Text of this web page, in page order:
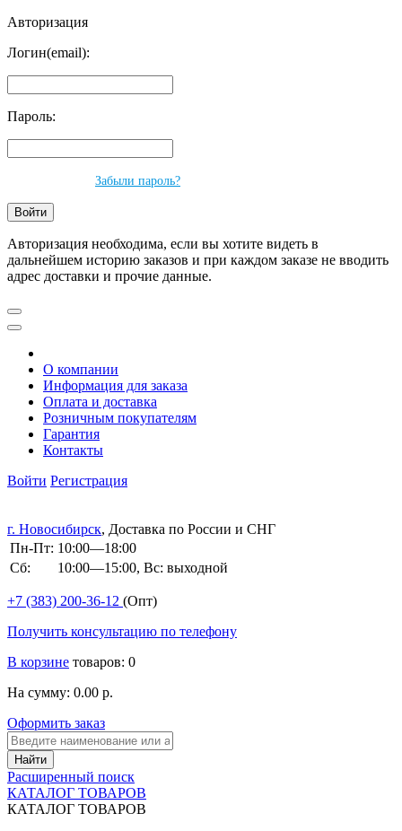
Авторизация
Логин(email):
Пароль:
Забыли пароль?
Авторизация необходима, если вы хотите видеть в
дальнейшем историю заказов и при каждом заказе не вводить
адрес доставки и прочие данные.
О компании
Информация для заказа
Оплата и доставка
Розничным покупателям
Гарантия
Контакты
Войти Регистрация
г. Новосибирск, Доставка по России и СНГ
Пн-Пт: 10:00—18:00
Сб:
10:00—15:00, Вс: выходной
+7 (383) 200-36-12 (Опт)
Получить консультацию по телефону
В корзине товаров: 0
На сумму: 0.00 р.
Оформить заказ
Расширенный поиск
КАТАЛОГ ТОВАРОВ
КАТАЛОГ ТОВАРОВ